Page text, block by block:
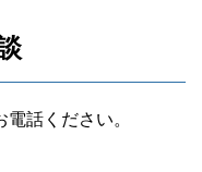
話ください。